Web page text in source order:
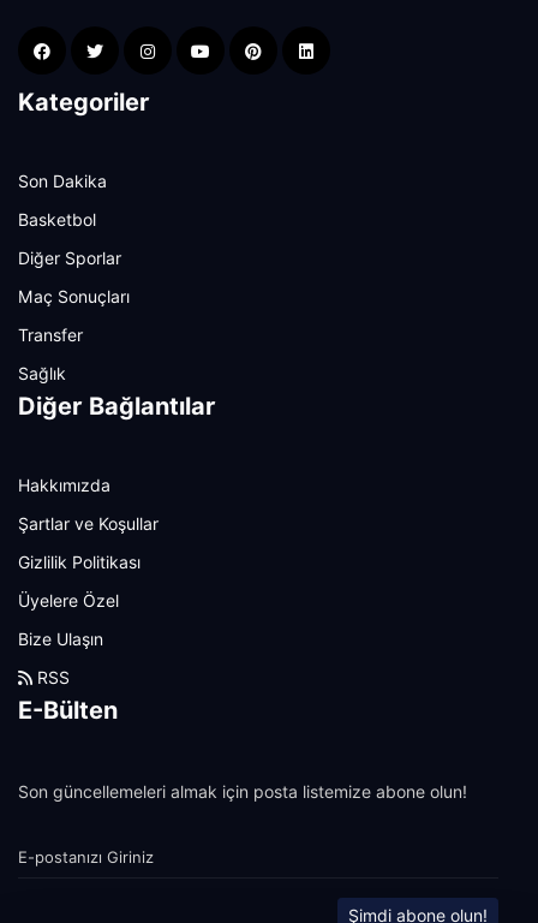
Kategoriler
Son Dakika
Basketbol
Diğer Sporlar
Maç Sonuçları
Transfer
Sağlık
Diğer Bağlantılar
Hakkımızda
Şartlar ve Koşullar
Gizlilik Politikası
Üyelere Özel
Bize Ulaşın
RSS
E-Bülten
Son güncellemeleri almak için posta listemize abone olun!
Şimdi abone olun!